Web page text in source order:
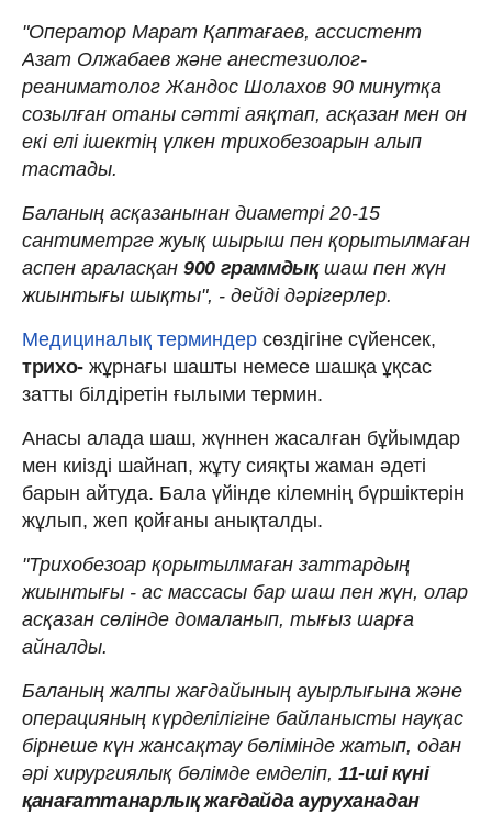
"Оператор Марат Қаптағаев, ассистент
Азат Олжабаев және анестезиолог-
реаниматолог Жандос Шолахов 90 минутқа
созылған отаны сәтті аяқтап, асқазан мен он
екі елі ішектің үлкен трихобезоарын алып
тастады.
Баланың асқазанынан диаметрі 20-15
сантиметрге жуық шырыш пен қорытылмаған
аспен араласқан 900 граммдықшаш пен жүн
жиынтығы шықты", - дейді дәрігерлер.
Медициналық терминдер сөздігіне сүйенсек,
трихо-жұрнағы шашты немесе шашқа ұқсас
затты білдіретін ғылыми термин.
Анасы алада шаш, жүннен жасалған бұйымдар
мен киізді шайнап, жұту сияқты жаман әдеті
барын айтуда. Бала үйінде кілемнің бүршіктерін
жұлып, жеп қойғаны анықталды.
"Трихобезоар қорытылмаған заттардың
жиынтығы - ас массасы бар шаш пен жүн, олар
асқазан сөлінде домаланып, тығыз шарға
айналды.
Баланың жалпы жағдайының ауырлығына және
операцияның күрделілігіне байланысты науқас
бірнеше күн жансақтау бөлімінде жатып, одан
әрі хирургиялық бөлімде емделіп, 11-ші күні
қанағаттанарлық жағдайда ауруханадан